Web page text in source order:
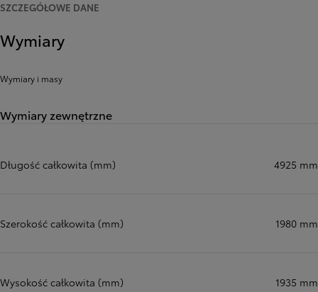
SZCZEGÓŁOWE DANE
Wymiary
Wymiary i masy
Wymiary zewnętrzne
Długość całkowita (mm) 4925 mm
Szerokość całkowita (mm) 1980 mm
Wysokość całkowita (mm) 1935 mm